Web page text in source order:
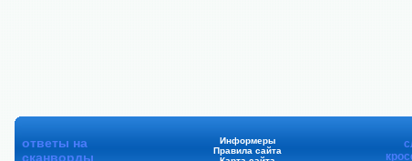
ответы на
сканворды
Информеры
Правила сайта